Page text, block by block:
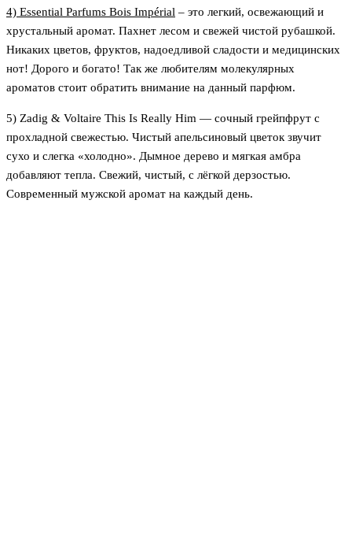
4) Essential Parfums Bois Impérial – это легкий, освежающий и
хрустальный аромат. Пахнет лесом и свежей чистой рубашкой.
Никаких цветов, фруктов, надоедливой сладости и медицинских
нот! Дорого и богато! Так же любителям молекулярных
ароматов стоит обратить внимание на данный парфюм.
5) Zadig & Voltaire This Is Really Him — сочный грейпфрут с
прохладной свежестью. Чистый апельсиновый цветок звучит
сухо и слегка «холодно». Дымное дерево и мягкая амбра
добавляют тепла. Свежий, чистый, с лёгкой дерзостью.
Современный мужской аромат на каждый день.